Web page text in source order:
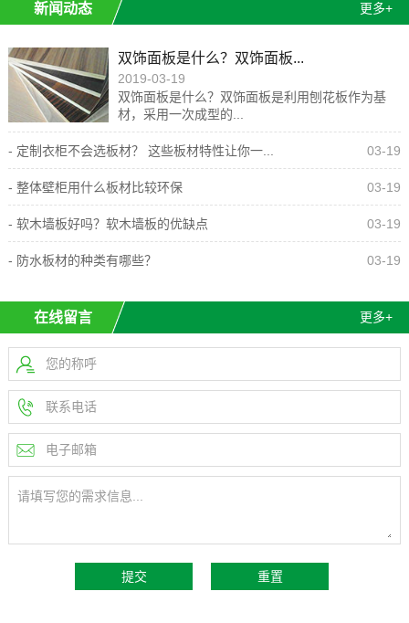
新闻动态 更多+
双饰面板是什么？双饰面板...
2019-03-19
双饰面板是什么？双饰面板是利用刨花板作为基
材，采用一次成型的...
- 定制衣柜不会选板材？ 这些板材特性让你一... 03-19
- 整体壁柜用什么板材比较环保 03-19
- 软木墙板好吗？软木墙板的优缺点 03-19
- 防水板材的种类有哪些？ 03-19
在线留言 更多+